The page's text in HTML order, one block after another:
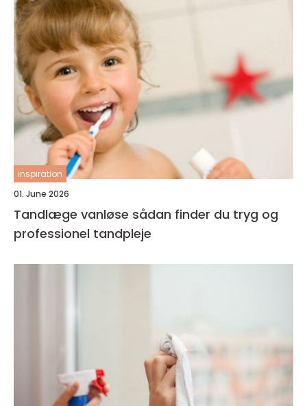
inspiration
01. June 2026
Tandlæge vanløse sådan finder du tryg og
professionel tandpleje